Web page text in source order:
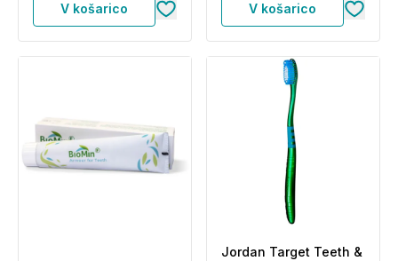
V košarico V košarico
Jordan Target Teeth &